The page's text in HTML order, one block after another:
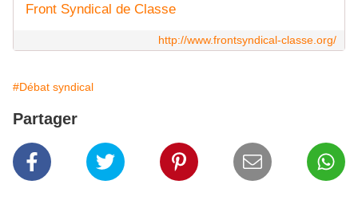
Front Syndical de Classe
http://www.frontsyndical-classe.org/
#Débat syndical
Partager